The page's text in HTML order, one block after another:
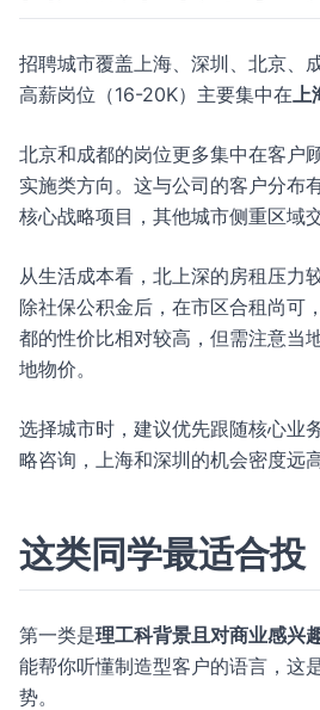
招聘城市覆盖上海、深圳、北京、
高薪岗位（16-20K）主要集中在上
北京和成都的岗位更多集中在客户
实施类方向。这与公司的客户分布
核心战略项目，其他城市侧重区域
从生活成本看，北上深的房租压力
除社保公积金后，在市区合租尚可
都的性价比相对较高，但需注意当
地物价。
选择城市时，建议优先跟随核心业
略咨询，上海和深圳的机会密度远
这类同学最适合投
第一类是理工科背景且对商业感兴
能帮你听懂制造型客户的语言，这
势。